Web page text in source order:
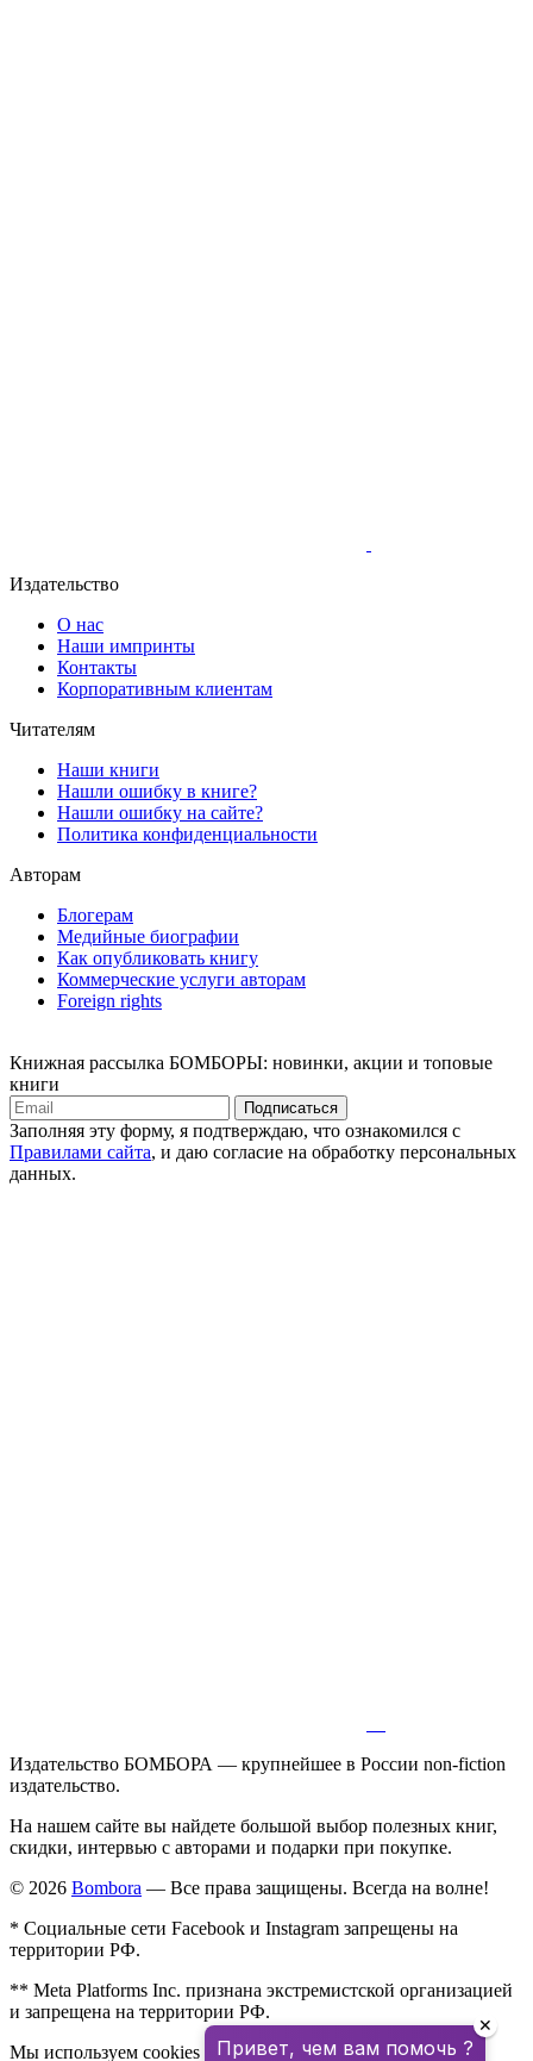
Издательство
О нас
Наши импринты
Контакты
Корпоративным клиентам
Читателям
Наши книги
Нашли ошибку в книге?
Нашли ошибку на сайте?
Политика конфиденциальности
Авторам
Блогерам
Медийные биографии
Как опубликовать книгу
Коммерческие услуги авторам
Foreign rights
Книжная рассылка БОМБОРЫ: новинки, акции и топовые
книги
Подписаться
Заполняя эту форму, я подтверждаю, что ознакомился с
Правилами сайта, и даю согласие на обработку персональных
данных.
Издательство БОМБОРА — крупнейшее в России non-fiction
издательство.
На нашем сайте вы найдете большой выбор полезных книг,
скидки, интервью с авторами и подарки при покупке.
© 2026 Bombora — Все права защищены. Всегда на волне!
* Социальные сети Facebook и Instagram запрещены на
территории РФ.
** Meta Platforms Inc. признана экстремистской организацией
и запрещена на территории РФ.
Мы используем cookies для улучшения работы сайта.
Привет, чем вам помочь ?
✕